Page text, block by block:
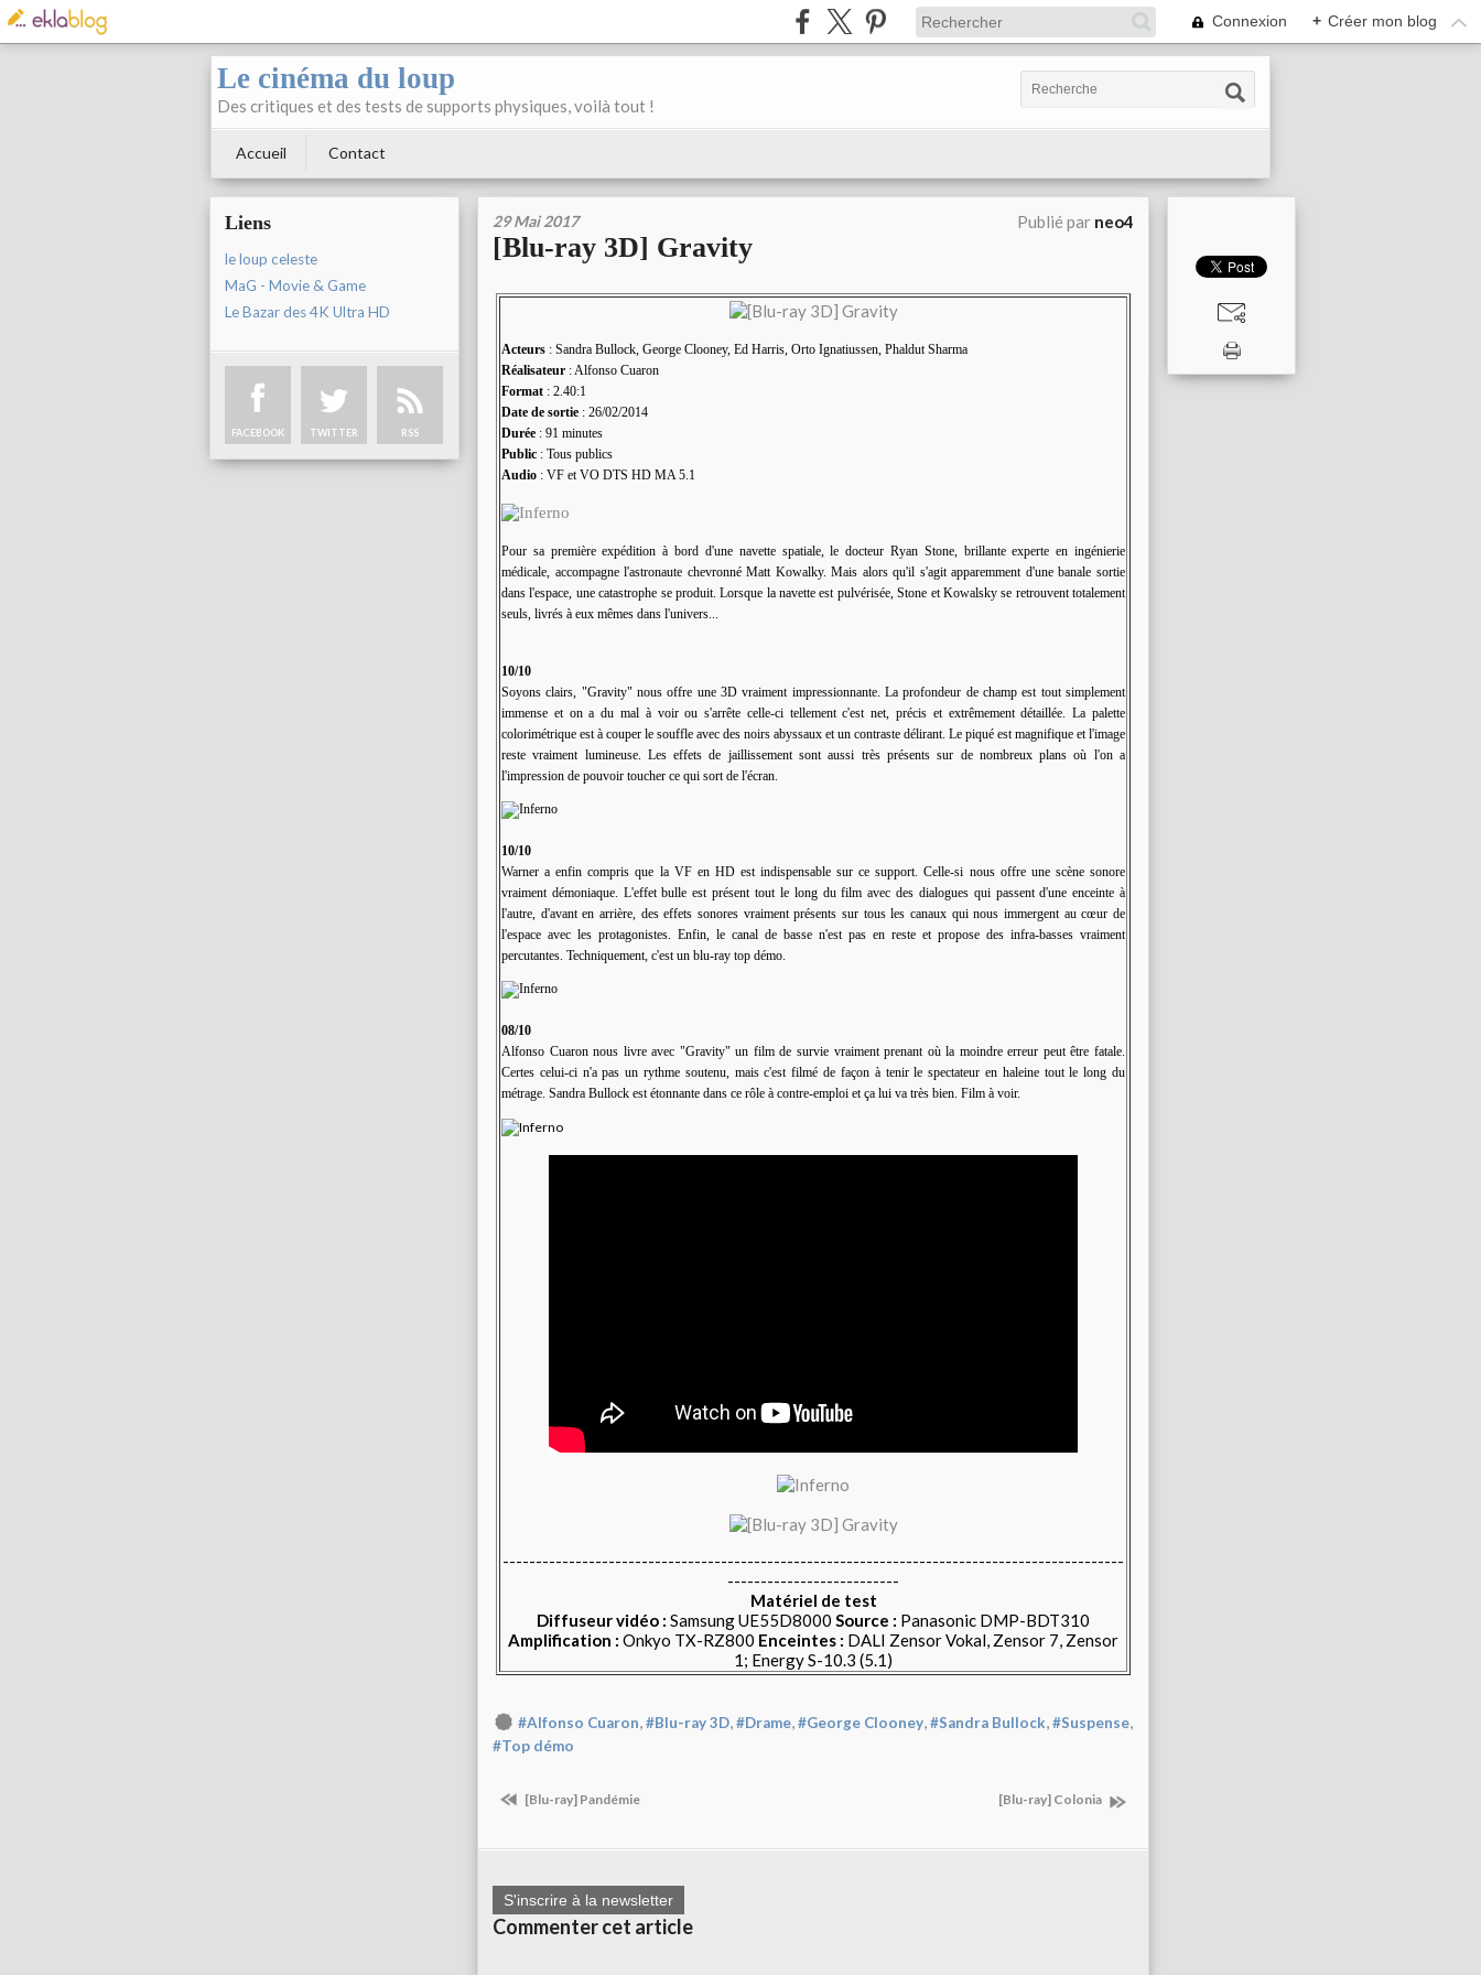
Connexion + Créer mon blog
Le cinéma du loup
Des critiques et des tests de supports physiques, voilà tout !
Accueil Contact
Liens
le loup celeste
MaG - Movie & Game
Le Bazar des 4K Ultra HD
FACEBOOK TWITTER RSS
29 Mai 2017 Publié par neo4
[Blu-ray 3D] Gravity
Acteurs : Sandra Bullock, George Clooney, Ed Harris, Orto Ignatiussen, Phaldut Sharma
Réalisateur : Alfonso Cuaron
Format : 2.40:1
Date de sortie : 26/02/2014
Durée : 91 minutes
Public : Tous publics
Audio : VF et VO DTS HD MA 5.1
Pour sa première expédition à bord d'une navette spatiale, le docteur Ryan Stone, brillante experte en ingénierie
médicale, accompagne l'astronaute chevronné Matt Kowalky. Mais alors qu'il s'agit apparemment d'une banale sortie
dans l'espace, une catastrophe se produit. Lorsque la navette est pulvérisée, Stone et Kowalsky se retrouvent totalement
seuls, livrés à eux mêmes dans l'univers...
10/10
Soyons clairs, "Gravity" nous offre une 3D vraiment impressionnante. La profondeur de champ est tout simplement
immense et on a du mal à voir ou s'arrête celle-ci tellement c'est net, précis et extrêmement détaillée. La palette
colorimétrique est à couper le souffle avec des noirs abyssaux et un contraste délirant. Le piqué est magnifique et l'image
reste vraiment lumineuse. Les effets de jaillissement sont aussi très présents sur de nombreux plans où l'on a
l'impression de pouvoir toucher ce qui sort de l'écran.
10/10
Warner a enfin compris que la VF en HD est indispensable sur ce support. Celle-si nous offre une scène sonore
vraiment démoniaque. L'effet bulle est présent tout le long du film avec des dialogues qui passent d'une enceinte à
l'autre, d'avant en arrière, des effets sonores vraiment présents sur tous les canaux qui nous immergent au cœur de
l'espace avec les protagonistes. Enfin, le canal de basse n'est pas en reste et propose des infra-basses vraiment
percutantes. Techniquement, c'est un blu-ray top démo.
08/10
Alfonso Cuaron nous livre avec "Gravity" un film de survie vraiment prenant où la moindre erreur peut être fatale.
Certes celui-ci n'a pas un rythme soutenu, mais c'est filmé de façon à tenir le spectateur en haleine tout le long du
métrage. Sandra Bullock est étonnante dans ce rôle à contre-emploi et ça lui va très bien. Film à voir.
----------------------------------------------------------------------------------------------
--------------------------
Matériel de test
Diffuseur vidéo : Samsung UE55D8000 Source : Panasonic DMP-BDT310
Amplification : Onkyo TX-RZ800 Enceintes : DALI Zensor Vokal, Zensor 7, Zensor
1; Energy S-10.3 (5.1)
#Alfonso Cuaron,#Blu-ray 3D,#Drame,#George Clooney,#Sandra Bullock,#Suspense,
#Top démo
[Blu-ray] Pandémie [Blu-ray] Colonia
S'inscrire à la newsletter
Commenter cet article